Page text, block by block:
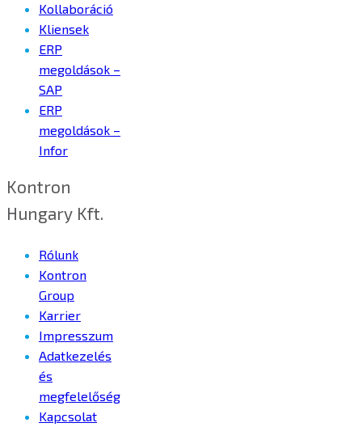
Kollaboráció
Kliensek
ERP
megoldások –
SAP
ERP
megoldások –
Infor
Kontron
Hungary Kft.
Rólunk
Kontron
Group
Karrier
Impresszum
Adatkezelés
és
megfelelőség
Kapcsolat